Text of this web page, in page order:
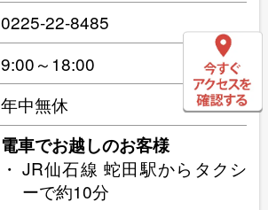
0225-22-8485
9:00～18:00
年中無休
電車でお越しのお客様
JR仙石線 蛇田駅からタクシ
ーで約10分